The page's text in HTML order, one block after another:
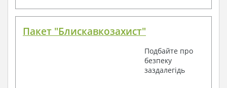
Пакет "Блискавкозахист"
Подбайте про
безпеку
заздалегідь